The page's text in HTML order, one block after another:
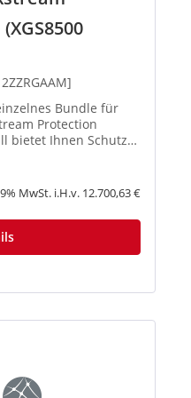
Bundle für
bietet Ihnen Schutz
Generation.
kosteneffiziente
MwSt. i.H.v. 12.700,63 €